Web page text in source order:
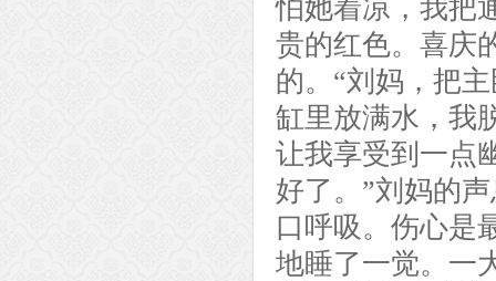
怕她着凉，我把
贵的红色。喜庆
的。“刘妈，把
缸里放满水，我
让我享受到一点
好了。”刘妈的
口呼吸。伤心是
地睡了一觉。一